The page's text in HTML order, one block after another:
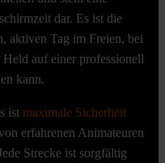
dar. Es ist die
aktiven Tag im Freien, bei
auf einer professionell
kann.
ist maximale Sicherheit
erfahrenen Animateuren
Strecke ist sorgfältig